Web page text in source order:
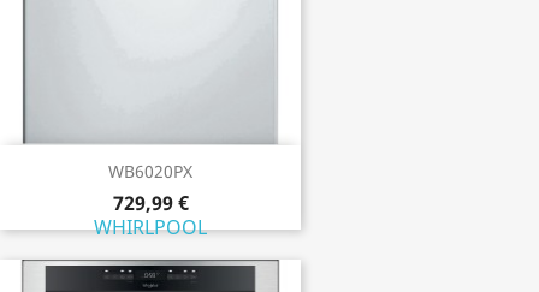
WB6020PX
729,99 €
WHIRLPOOL